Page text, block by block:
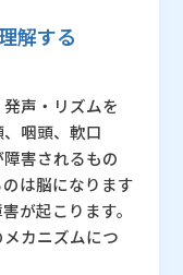
解する
声・リズムを
咽頭、軟口
害されるもの
は脳になります
が起こります。
カニズムにつ